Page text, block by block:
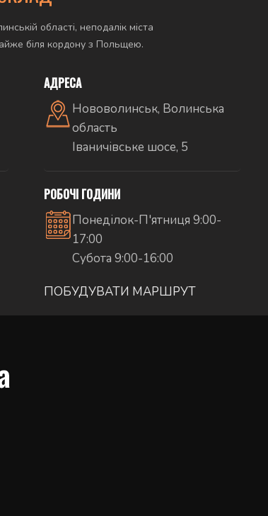
області, неподалік міста
біля кордону з Польщею.
АДРЕСА
Нововолинськ, Волинська
область
Іваничівське шосе, 5
РОБОЧІ ГОДИНИ
Понеділок-П'ятниця 9:00-
17:00
Субота 9:00-16:00
ПОБУДУВАТИ МАРШРУТ